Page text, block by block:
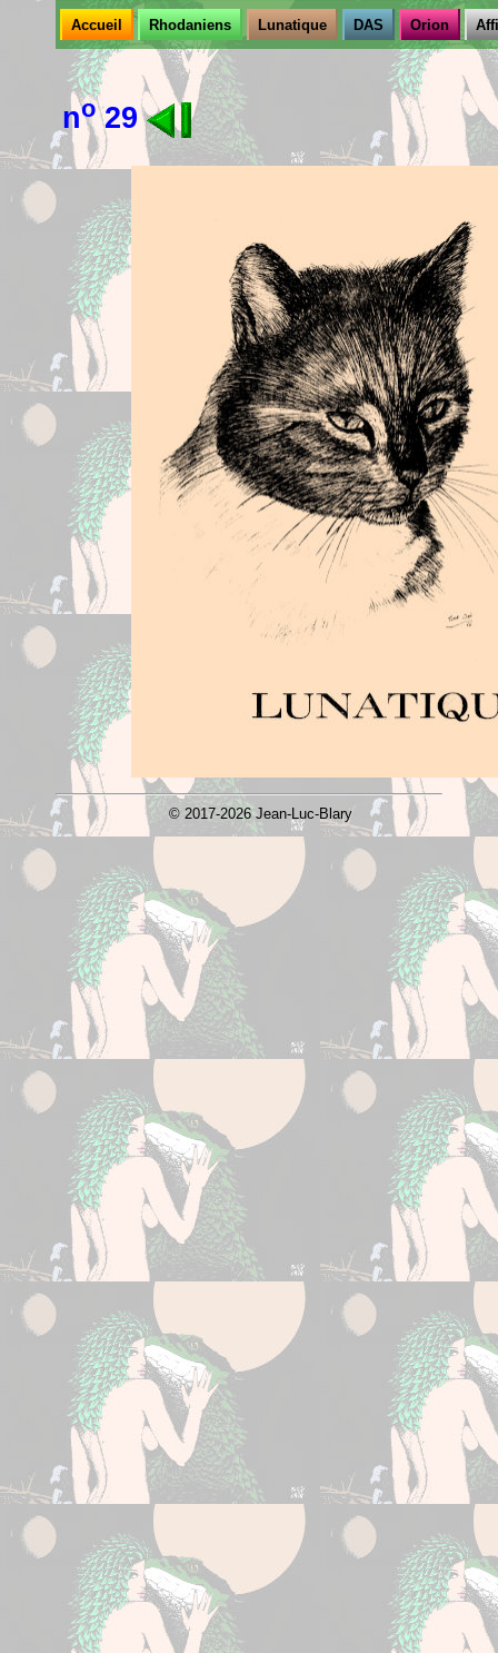
Accueil Rhodaniens Lunatique DAS Orion
no29
© 2017-2026 Jean-Luc-Blary